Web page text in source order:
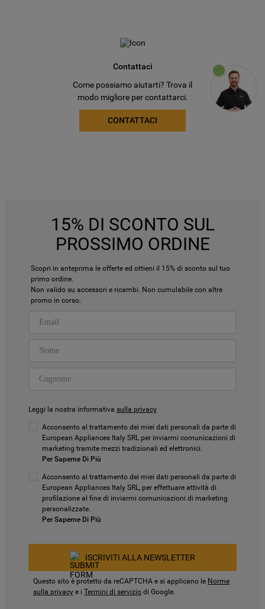
Contattaci
Come possiamo aiutarti? Trova il
modo migliore per contattarci.
CONTATTACI
15% DI SCONTO SUL
PROSSIMO ORDINE
Scopri in anteprima le offerte ed ottieni il 15% di sconto sul tuo
primo ordine.
Non valido su accessori e ricambi. Non cumulabile con altre
promo in corso.
Leggi la nostra informativa sulla privacy
Acconsento al trattamento dei miei dati personali da parte di
European Appliances Italy SRL per inviarmi comunicazioni di
marketing tramite mezzi tradizionali ed elettronici.
Per Saperne Di Più
Acconsento al trattamento dei miei dati personali da parte di
European Appliances Italy SRL, per effettuare attività di
profilazione al fine di inviarmi comunicazioni di marketing
personalizzate.
Per Saperne Di Più
ISCRIVITI ALLA NEWSLETTER
Questo sito è protetto da reCAPTCHA e si applicano le Norme
sulla privacy e i Termini di servizio di Google.